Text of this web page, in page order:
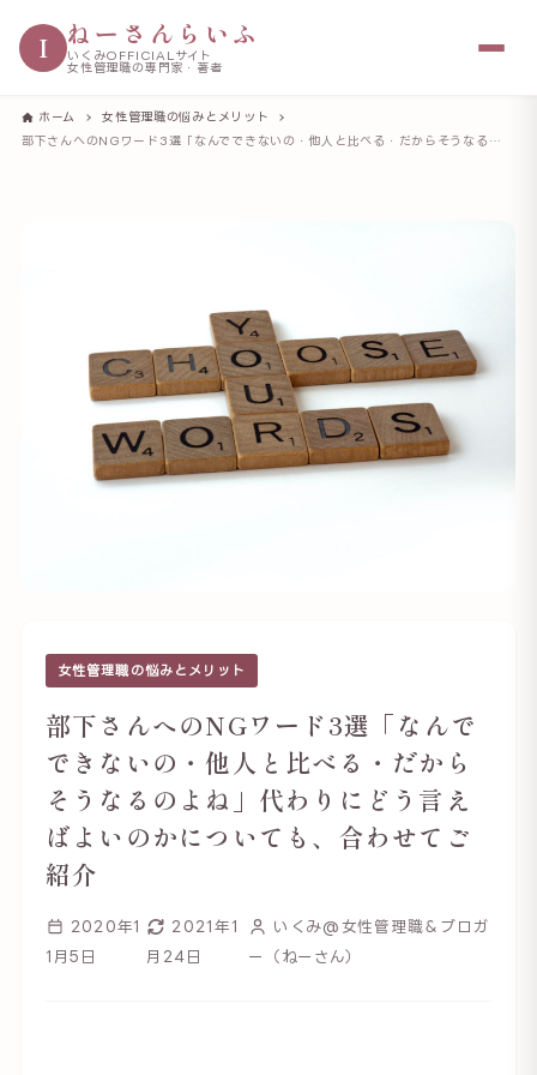
I ねーさんらいふ
いくみOFFICIALサイト
女性管理職の専門家・著者
ホーム
女性管理職の悩みとメリット
部下さんへのNGワード3選「なんでできないの・他人と比べる・だからそうなるのよね」代わりにどう言えばよいのかについても、合わせてご紹介
女性管理職の悩みとメリット
部下さんへのNGワード3選「なんで
できないの・他人と比べる・だから
そうなるのよね」代わりにどう言え
ばよいのかについても、合わせてご
紹介
2020年1
1月5日
2021年1
月24日
いくみ@女性管理職＆ブロガ
ー（ねーさん）